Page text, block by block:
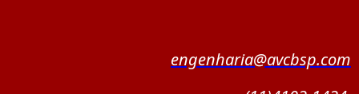
engenharia@avcbsp.com